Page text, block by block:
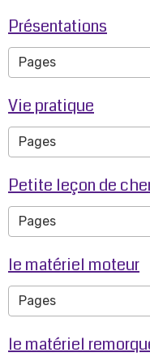
Présentations
Vie pratique
Petite leçon de
le matériel moteur
le matériel